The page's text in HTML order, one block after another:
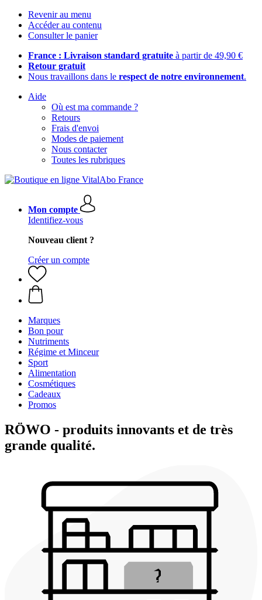
Revenir au menu
Accéder au contenu
Consulter le panier
France : Livraison standard gratuite à partir de 49,90 €
Retour gratuit
Nous travaillons dans le respect de notre environnement.
Aide
Où est ma commande ?
Retours
Frais d'envoi
Modes de paiement
Nous contacter
Toutes les rubriques
Mon compte
Identifiez-vous
Nouveau client ?
Créer un compte
Marques
Bon pour
Nutriments
Régime et Minceur
Sport
Alimentation
Cosmétiques
Cadeaux
Promos
RÖWO - produits innovants et de très
grande qualité.